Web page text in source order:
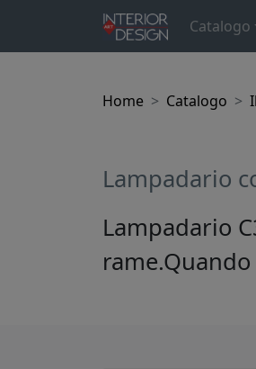
Catalogo
Home Catalogo
Lampadario
Lampadario